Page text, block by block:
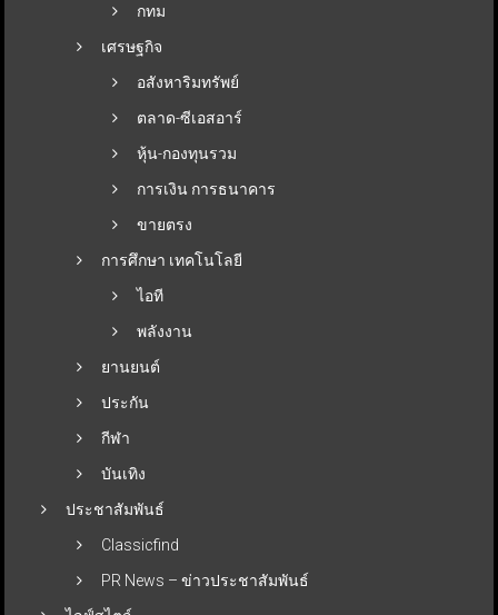
กทม
เศรษฐกิจ
อสังหาริมทรัพย์
ตลาด-ซีเอสอาร์
หุ้น-กองทุนรวม
การเงิน การธนาคาร
ขายตรง
การศึกษา เทคโนโลยี
ไอที
พลังงาน
ยานยนต์
ประกัน
กีฬา
บันเทิง
ประชาสัมพันธ์
Classicfind
PR News – ข่าวประชาสัมพันธ์